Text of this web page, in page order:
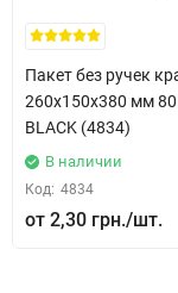
Пакет без ручек
260x150x380 мм
BLACK (4834)
В наличии
Код: 4834
2,30 грн.